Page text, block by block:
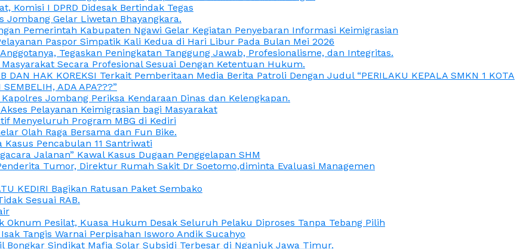
Komisi I DPRD Didesak Bertindak Tegas
Gelar Liwetan Bhayangkara.
Pemerintah Kabupaten Ngawi Gelar Kegiatan Penyebaran Informasi Keimigrasian
Paspor Simpatik Kali Kedua di Hari Libur Pada Bulan Mei 2026
Tegaskan Peningkatan Tanggung Jawab, Profesionalisme, dan Integritas.
Secara Profesional Sesuai Dengan Ketentuan Hukum.
DAN HAK KOREKSI Terkait Pemberitaan Media Berita Patroli Dengan Judul “PERILAKU KEPALA SMKN 1 KOTA
ADA APA???”
Jombang Periksa Kendaraan Dinas dan Kelengkapan.
Pelayanan Keimigrasian bagi Masyarakat
Menyeluruh Program MBG di Kediri
Olah Raga Bersama dan Fun Bike.
Pencabulan 11 Santriwati
Jalanan” Kawal Kasus Dugaan Penggelapan SHM
Tumor, Direktur Rumah Sakit Dr Soetomo,diminta Evaluasi Managemen
KEDIRI Bagikan Ratusan Paket Sembako
Sesuai RAB.
Pesilat, Kuasa Hukum Desak Seluruh Pelaku Diproses Tanpa Tebang Pilih
Tangis Warnai Perpisahan Isworo Andik Sucahyo
Bongkar Sindikat Mafia Solar Subsidi Terbesar di Nganjuk Jawa Timur.